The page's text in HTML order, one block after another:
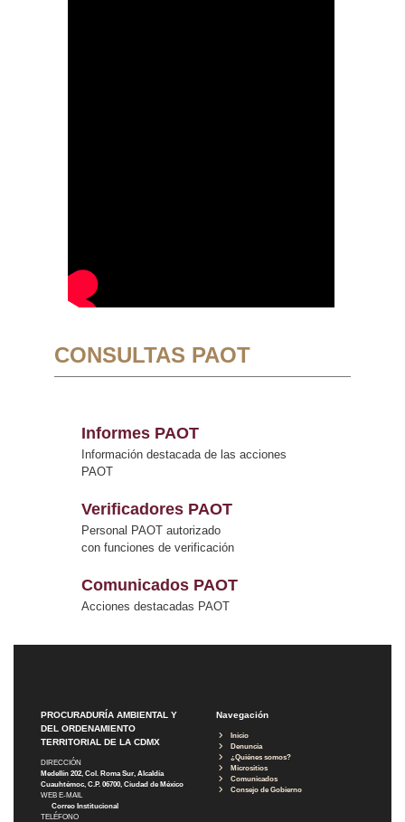
CONSULTAS PAOT
Informes PAOT
Información destacada de las acciones
PAOT
Verificadores PAOT
Personal PAOT autorizado
con funciones de verificación
Comunicados PAOT
Acciones destacadas PAOT
PROCURADURÍA AMBIENTAL Y
DEL ORDENAMIENTO
TERRITORIAL DE LA CDMX
DIRECCIÓN
Medellín 202, Col. Roma Sur, Alcaldía
Cuauhtémoc, C.P. 06700, Ciudad de México
WEB E-MAIL
Correo Institucional
TELÉFONO
Navegación
Inicio
Denuncia
¿Quiénes somos?
Micrositios
Comunicados
Consejo de Gobierno